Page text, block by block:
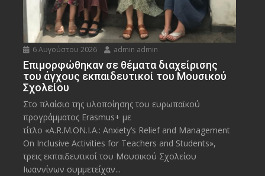
6 Αυγούστου 2026 admin admin
Eπιμορφώθηκαν σε θέματα διαχείρισης
του άγχους εκπαιδευτικοί του Μουσικού
Σχολείου
Στο πλαίσιο της υλοποίησης του ευρωπαϊκού
προγράμματος Erasmus+ με
τίτλο «A.R.M.ON.I.A.: Anxiety’s Relief and Management
On Inclusive Activities for Teachers and Students»,
τρεις εκπαιδευτικοί του Μουσικού Σχολείου
Ιωαννίνων συμμετείχαν...